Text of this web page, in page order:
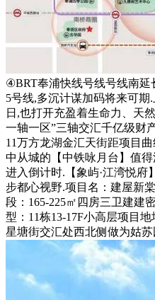
④BRT奉浦快线号线号线南延
5号线,多沉计谋加码将来可期
日,也打开充盈着生命力、天
一轴一区”三轴交汇千亿级财
11万方龙湖金汇天街距项目
中从城的【中铁咏月台】值
进入倒计时.【象屿·江湾悦府
步都心视野.项目名：建屋新
段：165-225㎡四房三卫建建
型：11栋13-17F小高层项目
星塘街交汇处西北侧做为姑